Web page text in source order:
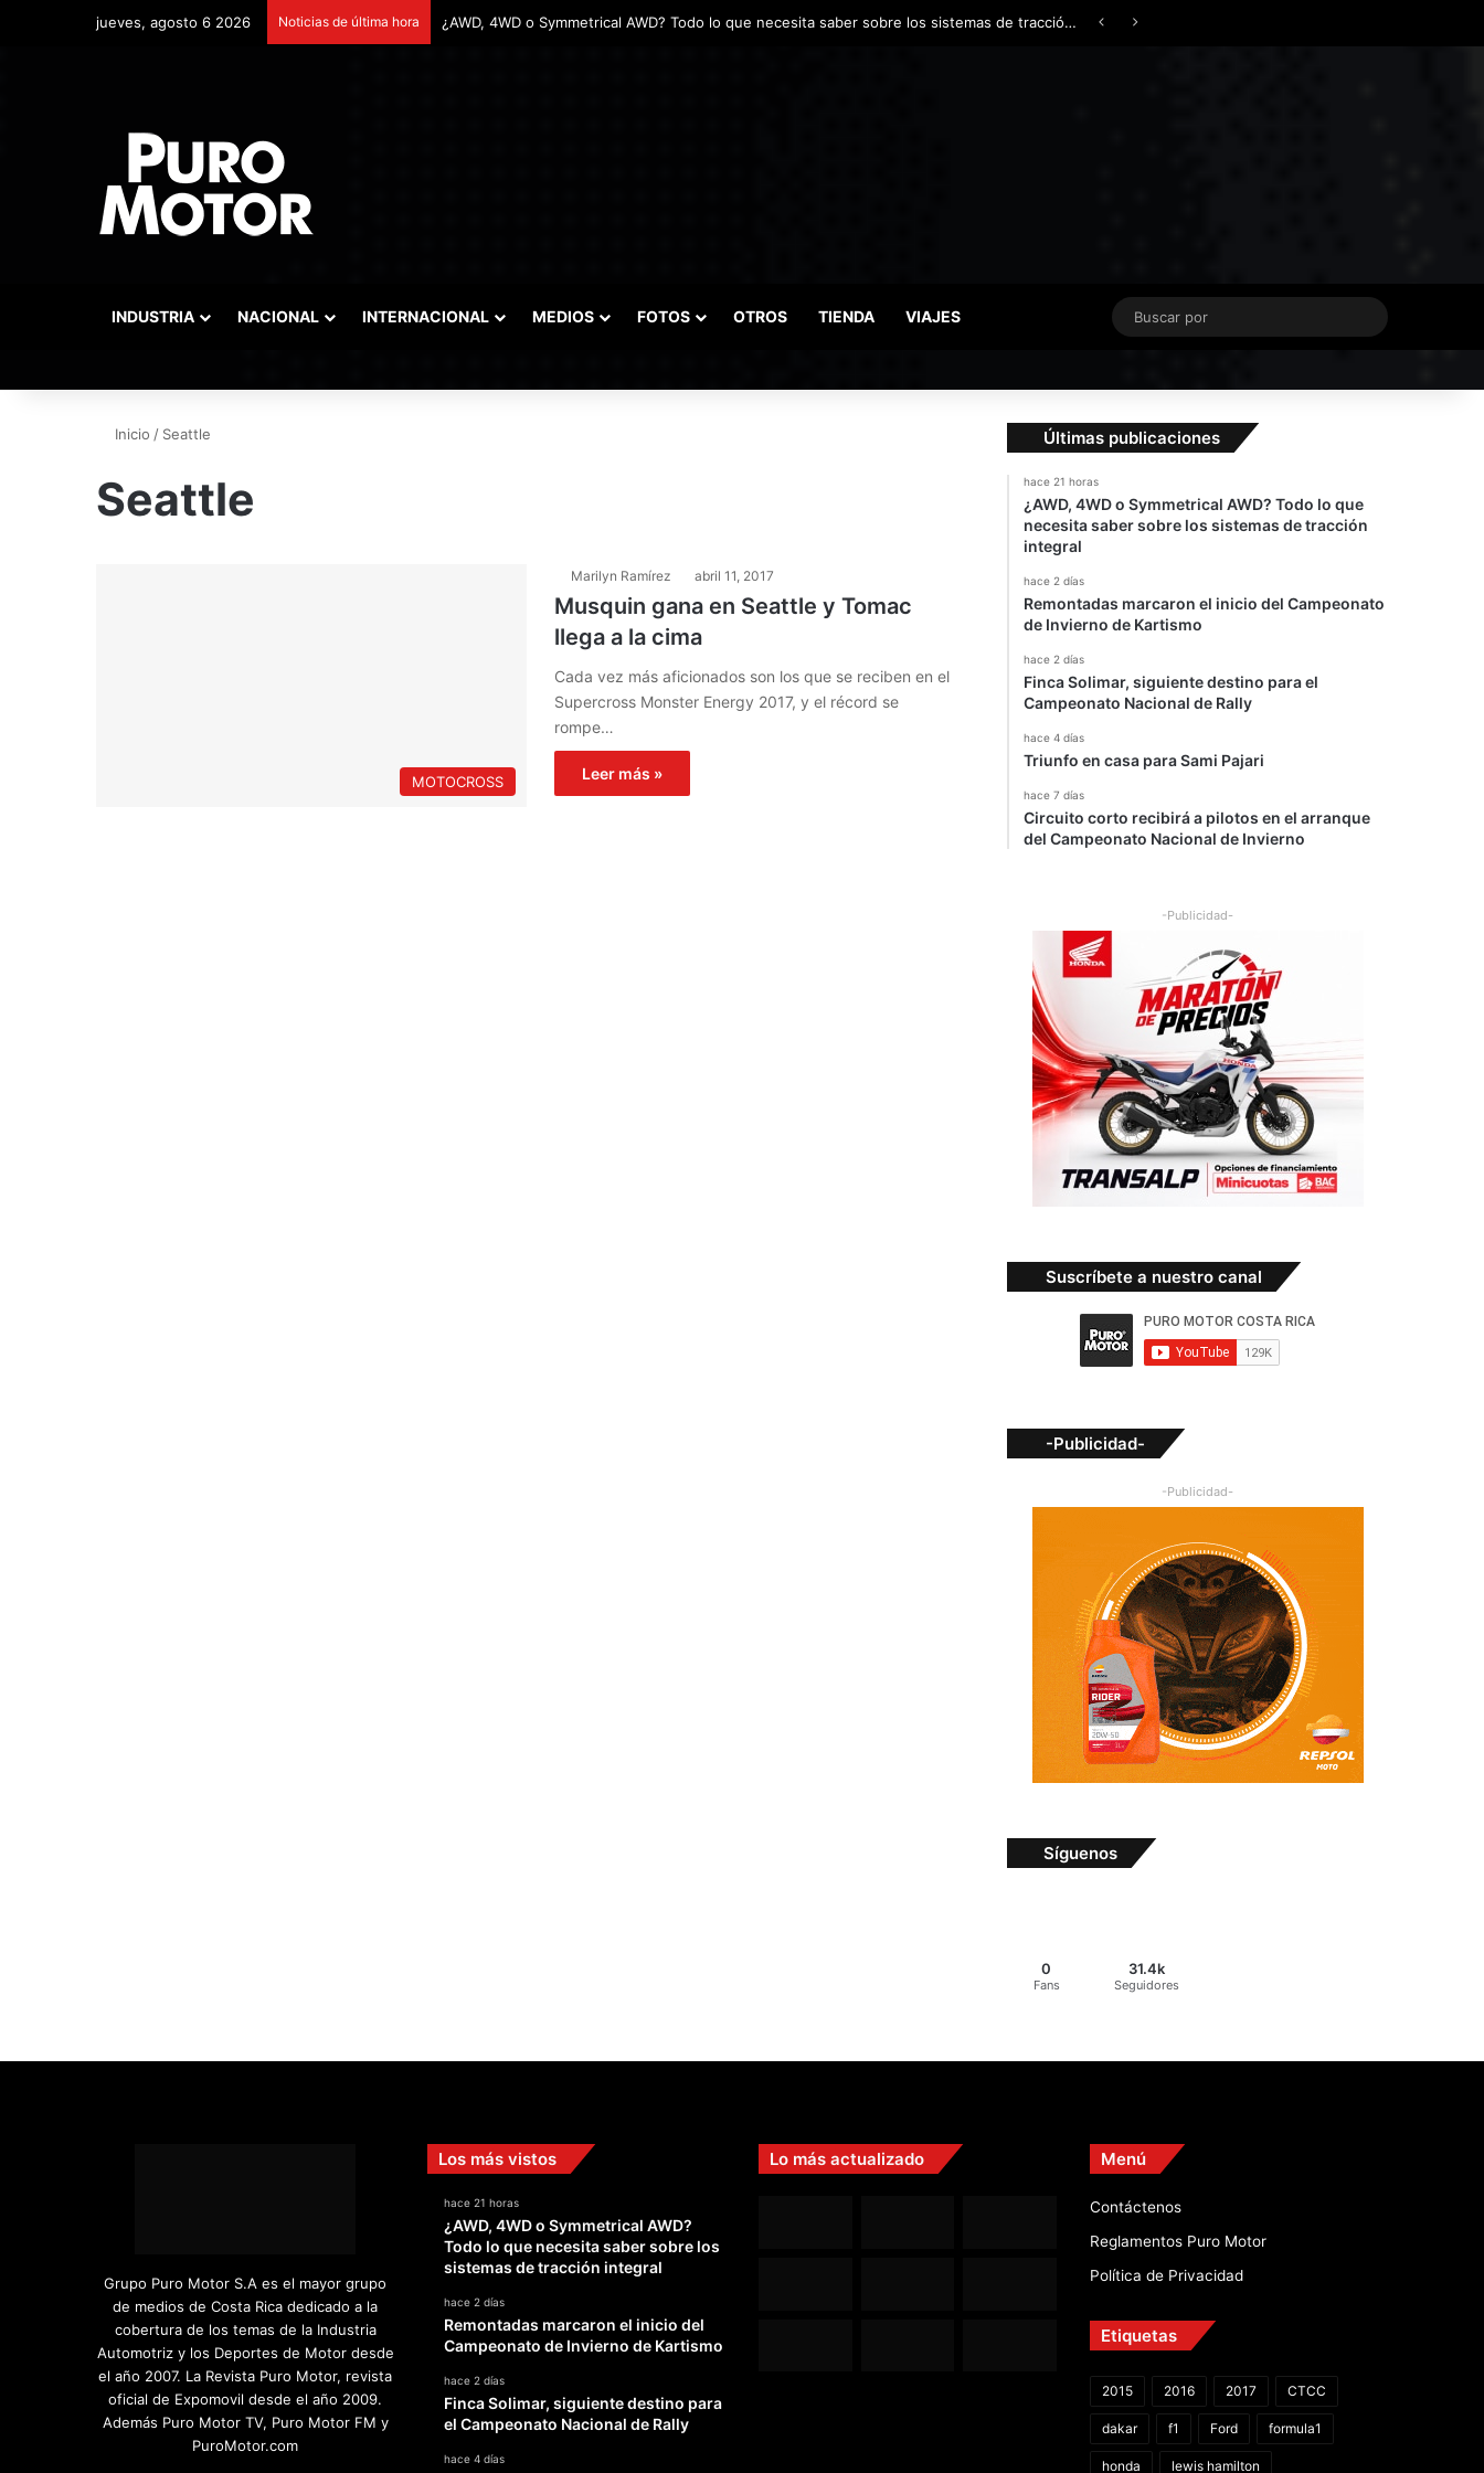
jueves, agosto 6 2026 Noticias de última hora ¿AWD, 4WD o Symmetrical AWD? Todo lo que necesita saber sobre los sistemas de tracción integral
INDUSTRIA NACIONAL INTERNACIONAL MEDIOS FOTOS OTROS TIENDA VIAJES
Buscar
Inicio / Seattle
Seattle
MOTOCROSS
Marilyn Ramírez abril 11, 2017
Musquin gana en Seattle y Tomac
llega a la cima
Cada vez más aficionados son los que se reciben en el
Supercross Monster Energy 2017, y el récord se
rompe…
Leer más »
Últimas publicaciones
hace 21 horas
¿AWD, 4WD o Symmetrical AWD? Todo lo que
necesita saber sobre los sistemas de tracción
integral
hace 2 días
Remontadas marcaron el inicio del Campeonato
de Invierno de Kartismo
hace 2 días
Finca Solimar, siguiente destino para el
Campeonato Nacional de Rally
hace 4 días
Triunfo en casa para Sami Pajari
hace 7 días
Circuito corto recibirá a pilotos en el arranque
del Campeonato Nacional de Invierno
-Publicidad-
Suscríbete a nuestro canal
-Publicidad-
-Publicidad-
Síguenos
0
Fans
31.4k
Seguidores
Grupo Puro Motor S.A es el mayor grupo
de medios de Costa Rica dedicado a la
cobertura de los temas de la Industria
Automotriz y los Deportes de Motor desde
el año 2007. La Revista Puro Motor, revista
oficial de Expomovil desde el año 2009.
Además Puro Motor TV, Puro Motor FM y
PuroMotor.com
Los más vistos
hace 21 horas
¿AWD, 4WD o Symmetrical AWD?
Todo lo que necesita saber sobre los
sistemas de tracción integral
hace 2 días
Remontadas marcaron el inicio del
Campeonato de Invierno de Kartismo
hace 2 días
Finca Solimar, siguiente destino para
el Campeonato Nacional de Rally
hace 4 días
Lo más actualizado Menú
Contáctenos
Reglamentos Puro Motor
Política de Privacidad
Etiquetas
2015 2016 2017 CTCC
dakar f1 Ford formula1
honda lewis hamilton